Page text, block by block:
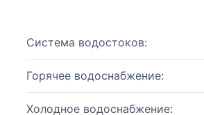
Система водостоков:
Горячее водоснабжение:
Холодное водоснабжение: